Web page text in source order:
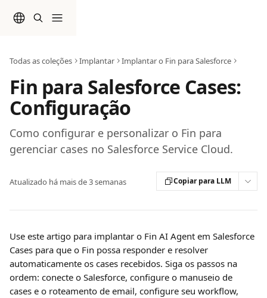
Todas as coleções Implantar Implantar o Fin para Salesforce
Fin para Salesforce Cases:
Configuração
Como configurar e personalizar o Fin para
gerenciar cases no Salesforce Service Cloud.
Atualizado há mais de 3 semanas Copiar para LLM
Use este artigo para implantar o Fin AI Agent em Salesforce
Cases para que o Fin possa responder e resolver
automaticamente os cases recebidos. Siga os passos na
ordem: conecte o Salesforce, configure o manuseio de
cases e o roteamento de email, configure seu workflow,